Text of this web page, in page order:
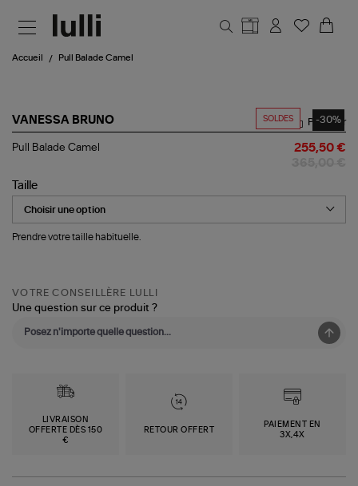
Accueil Pull Balade Camel
SOLDES -30%
VANESSA BRUNO
Pull
Partager
Pull Balade Camel 255,50 €
Taille
Prendre votre taille habituelle.
VOTRE CONSEILLÈRE LULLI
Une question sur ce produit ?
LIVRAISON
OFFERTE DÈS 150
€
RETOUR OFFERT
PAIEMENT EN
3X,4X